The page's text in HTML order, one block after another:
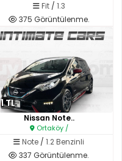
Fit/ 1.3
375 Görüntülenme.
1 TL
Nissan Note..
Ortaköy /
Note /1.2 Benzinli
337 Görüntülenme.